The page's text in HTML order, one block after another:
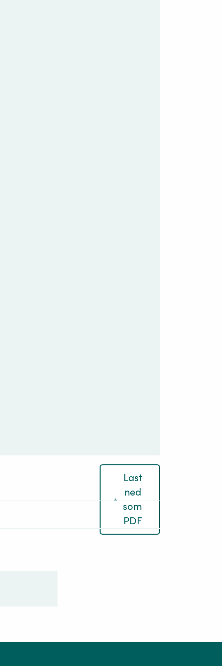
Last
ned
som
PDF